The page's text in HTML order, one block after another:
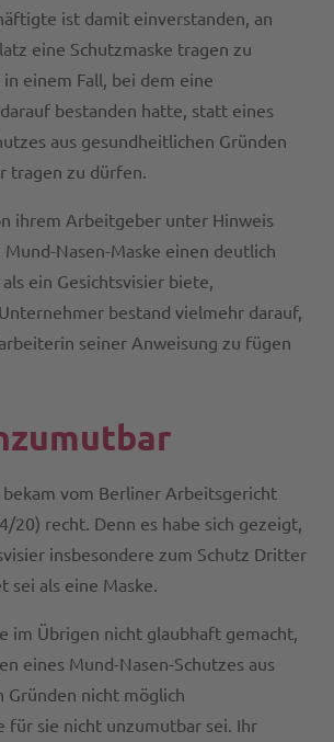
ist damit einverstanden, an
eine Schutzmaske tragen zu
in einem Fall, bei dem eine
bestanden hatte, statt eines
aus gesundheitlichen Gründen
tragen zu dürfen.
ihrem Arbeitgeber unter Hinweis
Mund-Nasen-Maske einen deutlich
ein Gesichtsvisier biete,
bestand vielmehr darauf,
seiner Anweisung zu fügen
vom Berliner Arbeitsgericht
20) recht. Denn es habe sich gezeigt,
insbesondere zum Schutz Dritter
sei als eine Maske.
im Übrigen nicht glaubhaft gemacht,
eines Mund-Nasen-Schutzes aus
Gründen nicht möglich
für sie nicht unzumutbar sei. Ihr